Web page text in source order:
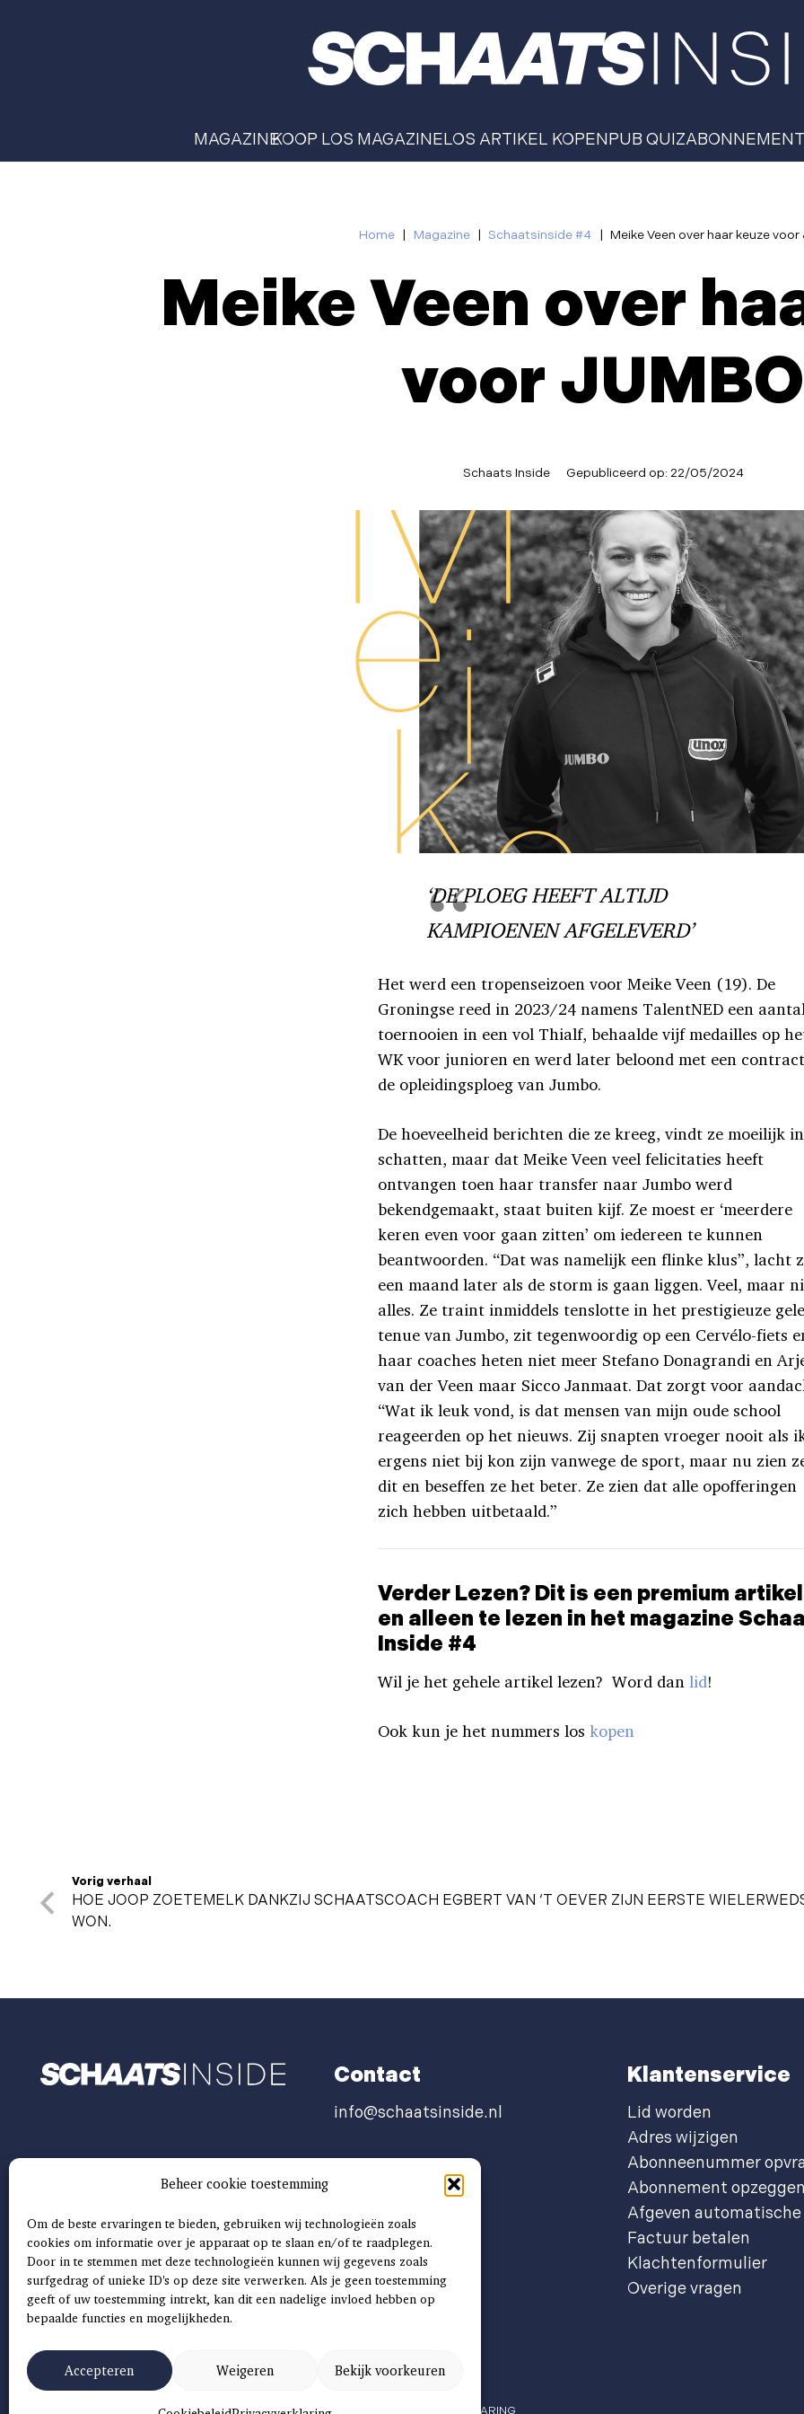
Beheer cookie toestemming
Om de beste ervaringen te bieden, gebruiken wij technologieën zoals
cookies om informatie over je apparaat op te slaan en/of te raadplegen.
Door in te stemmen met deze technologieën kunnen wij gegevens zoals
surfgedrag of unieke ID's op deze site verwerken. Als je geen toestemming
geeft of uw toestemming intrekt, kan dit een nadelige invloed hebben op
bepaalde functies en mogelijkheden.
Accepteren Weigeren Bekijk voorkeuren
MAGAZINEKOOP LOS MAGAZINELOS ARTIKEL KOPENPUB QUIZABONNEMENT
Home | Magazine | Schaatsinside #4 | Meike Veen over haar keuze voor
Meike Veen over
voor JUMBO
Schaats Inside Gepubliceerd op: 22/05/2024
‘DE PLOEG HEEFT ALTIJD
KAMPIOENEN AFGELEVERD’
Het werd een tropenseizoen voor Meike Veen (19). De
Groningse reed in 2023/24 namens TalentNED een aantal
toernooien in een vol Thialf, behaalde vijf medailles op
WK voor junioren en werd later beloond met een
de opleidingsploeg van Jumbo.
De hoeveelheid berichten die ze kreeg, vindt ze moeilijk
schatten, maar dat Meike Veen veel felicitaties heeft
ontvangen toen haar transfer naar Jumbo werd
bekendgemaakt, staat buiten kijf. Ze moest er ‘meerdere
keren even voor gaan zitten’ om iedereen te kunnen
beantwoorden. “Dat was namelijk een flinke klus”, lacht
een maand later als de storm is gaan liggen. Veel, maar
alles. Ze traint inmiddels tenslotte in het prestigieuze gele
tenue van Jumbo, zit tegenwoordig op een Cervélo-fiets
haar coaches heten niet meer Stefano Donagrandi en
van der Veen maar Sicco Janmaat. Dat zorgt voor
“Wat ik leuk vond, is dat mensen van mijn oude school
reageerden op het nieuws. Zij snapten vroeger nooit als
ergens niet bij kon zijn vanwege de sport, maar nu zien
dit en beseffen ze het beter. Ze zien dat alle opofferingen
zich hebben uitbetaald.”
Verder Lezen? Dit is een premium artikel
en alleen te lezen in het magazine
Inside #4
Wil je het gehele artikel lezen? Word danlid!
Ook kun je het nummers loskopen
Vorig verhaal
HOE JOOP ZOETEMELK DANKZIJ SCHAATSCOACH EGBERT VAN ‘T OEVER ZIJN EERSTE
WON.
Contact
info@schaatsinside.nl
Klantenservice
Lid worden
Adres wijzigen
Abonneenummer
Abonnement opzeggen
Afgeven automatische
Factuur betalen
Klachtenformulier
Overige vragen
INSIDE |SITEMAP|ALGEMENE VOORWAARDEN PRIVACYVERKLARING